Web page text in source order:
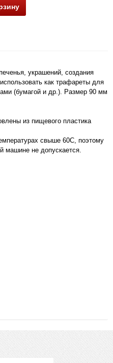
украшений, создания
как трафареты для
(бумагой и др.). Размер 90 мм
из пищевого пластика
свыше 60С, поэтому
машине не допускается.